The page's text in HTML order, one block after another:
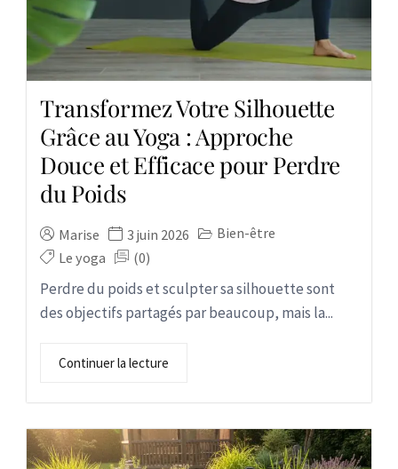
Transformez Votre Silhouette
Grâce au Yoga : Approche
Douce et Efficace pour Perdre
du Poids
Marise 3 juin 2026
Bien-être
Le yoga
(0)
Perdre du poids et sculpter sa silhouette sont
des objectifs partagés par beaucoup, mais la...
Continuer la lecture